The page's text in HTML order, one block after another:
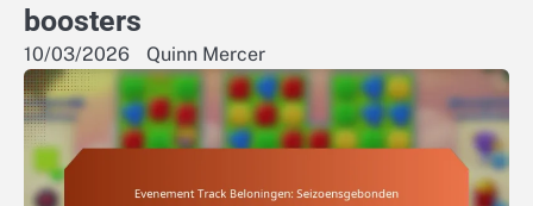
boosters
10/03/2026 Quinn Mercer